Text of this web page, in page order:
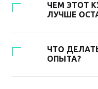
ЧЕМ ЭТОТ
ЛУЧШЕ
ЧТО
ОПЫТА?